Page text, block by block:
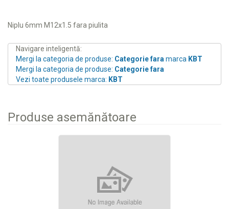
Niplu 6mm M12x1.5 fara piulita
Navigare inteligentă:
Mergi la categoria de produse: Categorie fara marca KBT
Mergi la categoria de produse: Categorie fara
Vezi toate produsele marca: KBT
Produse asemănătoare